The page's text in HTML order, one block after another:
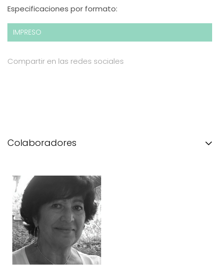
Especificaciones por formato:
IMPRESO
Compartir en las redes sociales
Colaboradores